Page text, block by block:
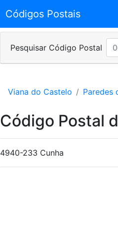
Códigos Postais
Pesquisar Código Postal
Viana do Castelo Paredes
Código Postal
4940-233 Cunha